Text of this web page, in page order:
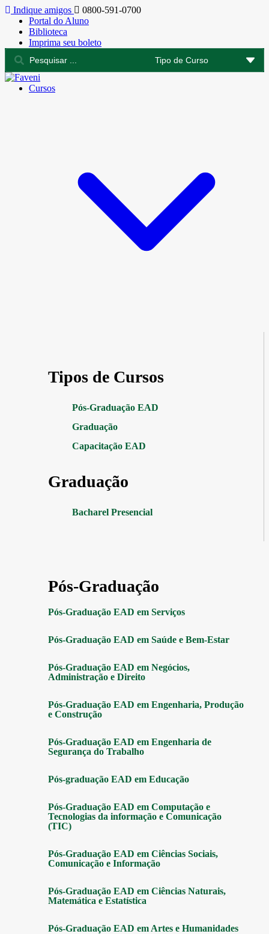
Indique amigos
0800-591-0700
Portal do Aluno
Biblioteca
Imprima seu boleto
Cursos
Tipos de Cursos
Pós-Graduação EAD
Graduação
Capacitação EAD
Graduação
Bacharel Presencial
Pós-Graduação
Pós-Graduação EAD em Serviços
Pós-Graduação EAD em Saúde e Bem-Estar
Pós-Graduação EAD em Negócios,
Administração e Direito
Pós-Graduação EAD em Engenharia, Produção
e Construção
Pós-Graduação EAD em Engenharia de
Segurança do Trabalho
Pós-graduação EAD em Educação
Pós-Graduação EAD em Computação e
Tecnologias da informação e Comunicação
(TIC)
Pós-Graduação EAD em Ciências Sociais,
Comunicação e Informação
Pós-Graduação EAD em Ciências Naturais,
Matemática e Estatística
Pós-Graduação EAD em Artes e Humanidades